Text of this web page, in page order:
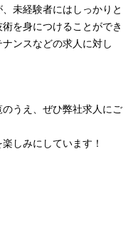
未経験者にはしっかりと
を身につけることができ
ンスなどの求人に対し
うえ、ぜひ弊社求人にご
しみにしています！